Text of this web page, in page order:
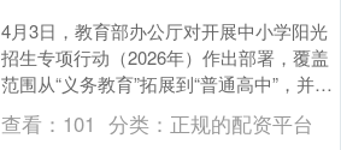
4月3日，教育部办公厅对开展中小学阳光
招生专项行动（2026年）作出部署，覆盖
范围从“义务教育”拓展到“普通高中”，并提
出严禁各类违规招生、全面推进义务教育
均衡....
查看： 101 分类： 正规的配资平台